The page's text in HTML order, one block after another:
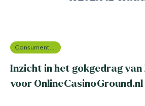
Inzicht in het gokgedrag
voor OnlineCasinoGround.nl